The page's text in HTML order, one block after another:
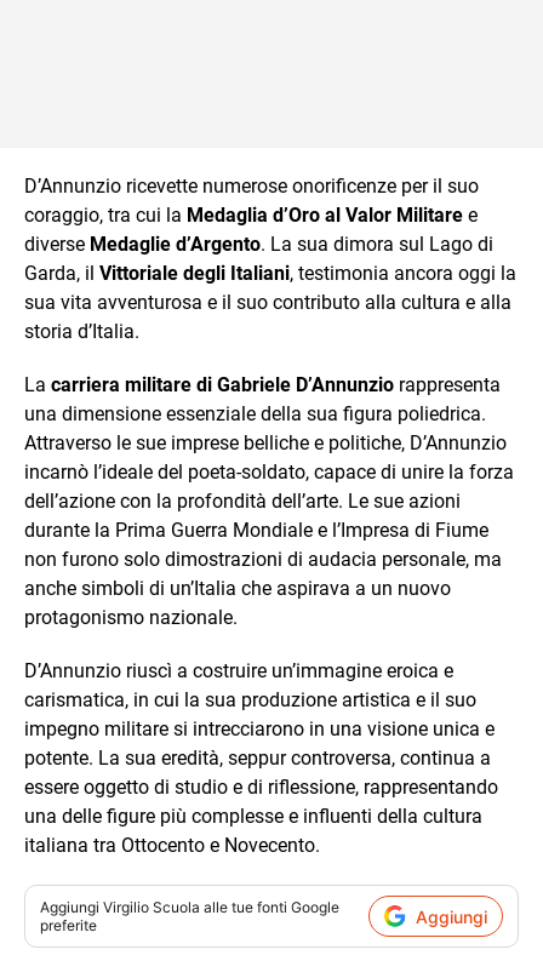
D’Annunzio ricevette numerose onorificenze per il suo
coraggio, tra cui la Medaglia d’Oro al Valor Militare e
diverse Medaglie d’Argento. La sua dimora sul Lago di
Garda, il Vittoriale degli Italiani, testimonia ancora oggi la
sua vita avventurosa e il suo contributo alla cultura e alla
storia d’Italia.
La carriera militare di Gabriele D’Annunzio rappresenta
una dimensione essenziale della sua figura poliedrica.
Attraverso le sue imprese belliche e politiche, D’Annunzio
incarnò l’ideale del poeta-soldato, capace di unire la forza
dell’azione con la profondità dell’arte. Le sue azioni
durante la Prima Guerra Mondiale e l’Impresa di Fiume
non furono solo dimostrazioni di audacia personale, ma
anche simboli di un’Italia che aspirava a un nuovo
protagonismo nazionale.
D’Annunzio riuscì a costruire un’immagine eroica e
carismatica, in cui la sua produzione artistica e il suo
impegno militare si intrecciarono in una visione unica e
potente. La sua eredità, seppur controversa, continua a
essere oggetto di studio e di riflessione, rappresentando
una delle figure più complesse e influenti della cultura
italiana tra Ottocento e Novecento.
Aggiungi Virgilio Scuola alle tue fonti Google
preferite
Aggiungi